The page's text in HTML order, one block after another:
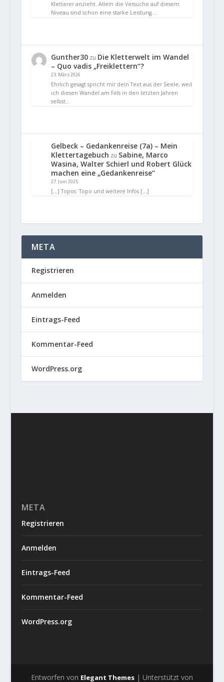
Kletterer anzieht. Allein die Versuche auf diesem
Niveau sind schon eine starke Leistung.…
Gunther30zu Die Kletterwelt im Wandel
– Quo vadis „Freiklettern“?
23. März 2026
Ehrlich gesagt spricht mir dein Text aus der Seele, weil
ich diesen Wandel am Fels in den letzten Jahren
selbst…
Gelbeck – Gedankenreise (7a) – Mein
Klettertagebuch zu Sabine, Marco
Wasina, Walter Schierl und Robert Glück
machen eine „Gedankenreise“
27. Juni 2025
[…] Topos: Topo und weitere Infos […]
META
Registrieren
Anmelden
Eintrags-Feed
Kommentar-Feed
WordPress.org
META
Registrieren
Anmelden
Eintrags-Feed
Kommentar-Feed
WordPress.org
Entworfen von Elegant Themes| Unterstützt von